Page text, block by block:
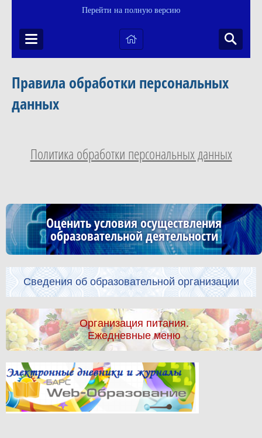
Перейти на полную версию
Правила обработки персональных
данных
Политика обработки персональных данных
Оценить условия осуществления
образовательной деятельности
Сведения об образовательной организации
Организация питания.
Ежедневные меню